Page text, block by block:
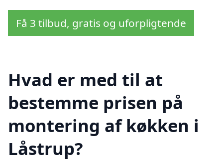
Få 3 tilbud, gratis og uforpligtende
Hvad er med til at
bestemme prisen på
montering af køkken i
Låstrup?